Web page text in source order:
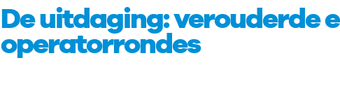
De uitdaging: verouderde
operatorrondes